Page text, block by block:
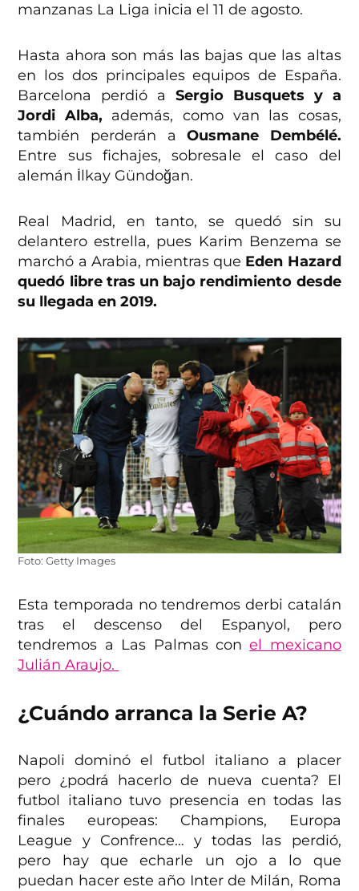
manzanas La Liga inicia el 11 de agosto.
Hasta ahora son más las bajas que las altas
en los dos principales equipos de España.
Barcelona perdió a Sergio Busquets y a
Jordi Alba, además, como van las cosas,
también perderán aOusmane Dembélé.
Entre sus fichajes, sobresale el caso del
alemán İlkay Gündoğan.
Real Madrid, en tanto, se quedó sin su
delantero estrella, pues Karim Benzema se
marchó a Arabia, mientras que Eden Hazard
quedó libre tras un bajo rendimiento desde
su llegada en 2019.
Foto: Getty Images
Esta temporada no tendremos derbi catalán
tras el descenso del Espanyol, pero
tendremos a Las Palmas conel mexicano
Julián Araujo.
¿Cuándo arranca la Serie A?
Napoli dominó el futbol italiano a placer
pero ¿podrá hacerlo de nueva cuenta? El
futbol italiano tuvo presencia en todas las
finales europeas: Champions, Europa
League y Confrence… y todas las perdió,
pero hay que echarle un ojo a lo que
puedan hacer este año Inter de Milán, Roma